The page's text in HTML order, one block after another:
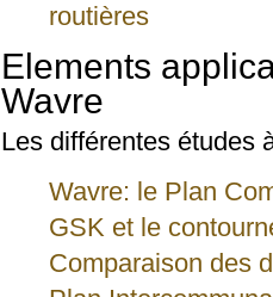
routières
Elements
Wavre
Les différentes études
Wavre: le Plan
GSK et le
Comparaison des